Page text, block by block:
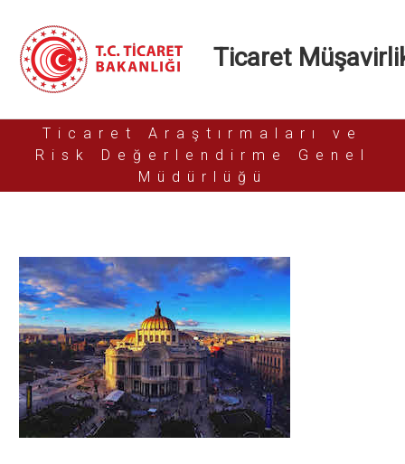
Ticaret
Ticaret Araştırmaları ve
Risk Değerlendirme Genel
Müdürlüğü